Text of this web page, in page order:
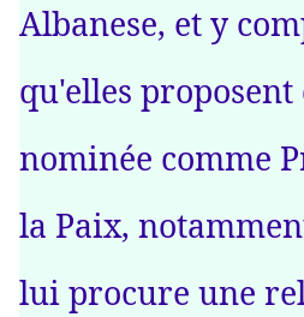
Albanese, et y
qu'elles
nominée comme
la Paix,
lui procure une